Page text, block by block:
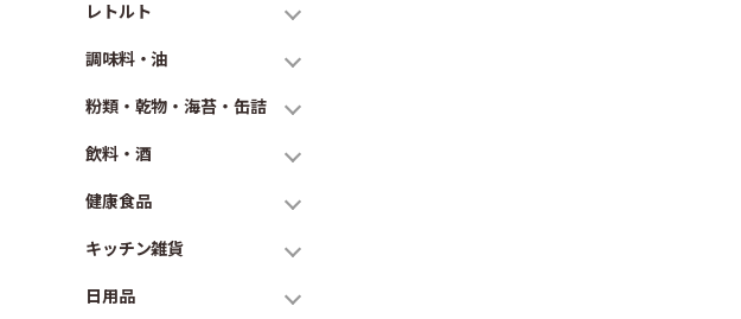
レトルト
調味料・油
粉類・乾物・海苔・缶詰
飲料・酒
健康食品
キッチン雑貨
日用品